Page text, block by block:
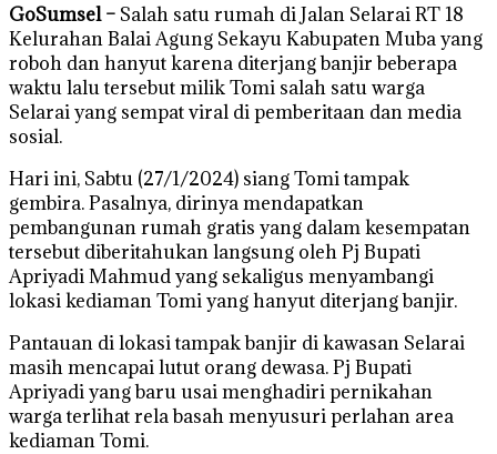
GoSumsel – Salah satu rumah di Jalan Selarai RT 18
Kelurahan Balai Agung Sekayu Kabupaten Muba yang
roboh dan hanyut karena diterjang banjir beberapa
waktu lalu tersebut milik Tomi salah satu warga
Selarai yang sempat viral di pemberitaan dan media
sosial.
Hari ini, Sabtu (27/1/2024) siang Tomi tampak
gembira. Pasalnya, dirinya mendapatkan
pembangunan rumah gratis yang dalam kesempatan
tersebut diberitahukan langsung oleh Pj Bupati
Apriyadi Mahmud yang sekaligus menyambangi
lokasi kediaman Tomi yang hanyut diterjang banjir.
Pantauan di lokasi tampak banjir di kawasan Selarai
masih mencapai lutut orang dewasa. Pj Bupati
Apriyadi yang baru usai menghadiri pernikahan
warga terlihat rela basah menyusuri perlahan area
kediaman Tomi.